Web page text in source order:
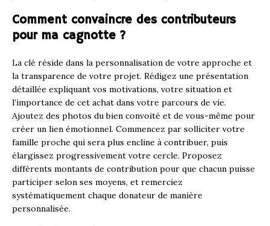
Comment convaincre des contributeurs
pour ma cagnotte ?
La clé réside dans la personnalisation de votre approche et
la transparence de votre projet. Rédigez une présentation
détaillée expliquant vos motivations, votre situation et
l’importance de cet achat dans votre parcours de vie.
Ajoutez des photos du bien convoité et de vous-même pour
créer un lien émotionnel. Commencez par solliciter votre
famille proche qui sera plus encline à contribuer, puis
élargissez progressivement votre cercle. Proposez
différents montants de contribution pour que chacun puisse
participer selon ses moyens, et remerciez
systématiquement chaque donateur de manière
personnalisée.